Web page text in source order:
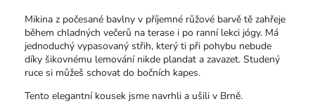
Mikina z počesané bavlny v příjemné růžové barvě tě zahřeje
během chladných večerů na terase i po ranní lekci jógy. Má
jednoduchý vypasovaný střih, který ti při pohybu nebude
díky šikovnému lemování nikde plandat a zavazet. Studený
ruce si můžeš schovat do bočních kapes.
Tento elegantní kousek jsme navrhli a ušili v Brně.